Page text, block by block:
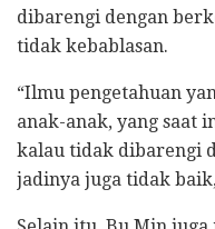
dibarengi dengan
tidak kebablasan.
“Ilmu pengetahuan
anak-anak, yang saat
kalau tidak dibarengi
jadinya juga tidak